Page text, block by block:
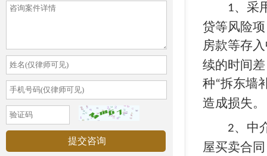
1、采
贷等风险
房款等存
续的时间
种“拆东墙
造成损失。
2、中
屋买卖合